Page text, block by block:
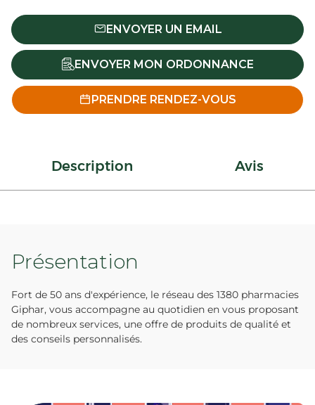
ENVOYER UN EMAIL
ENVOYER MON ORDONNANCE
PRENDRE RENDEZ-VOUS
Description Avis
Présentation
Fort de 50 ans d'expérience, le réseau des 1380 pharmacies
Giphar, vous accompagne au quotidien en vous proposant
de nombreux services, une offre de produits de qualité et
des conseils personnalisés.